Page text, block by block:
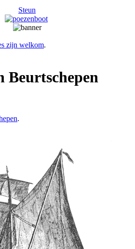
Steun
zijn welkom.
Beurtschepen
.